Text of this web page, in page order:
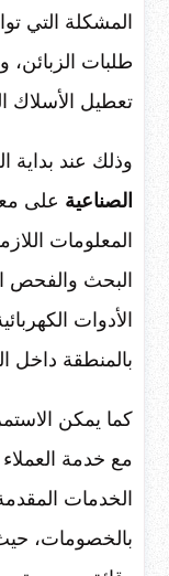
المشكلة التي
طلبات
تعطيل الأسلاك
وذلك عند بداية
الصناعية على
المعلومات
البحث والفحص
الأدوات
بالمنطقة داخل
كما يمكن
مع خدمة
الخدمات
بالخصومات،